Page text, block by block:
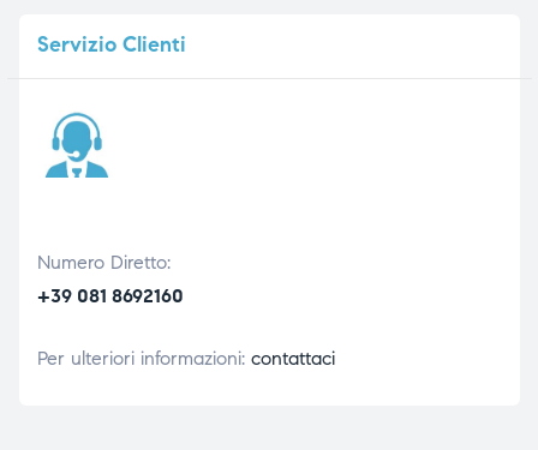
ServizioClienti
Numero Diretto:
+39 081 8692160
Per ulteriori informazioni: contattaci